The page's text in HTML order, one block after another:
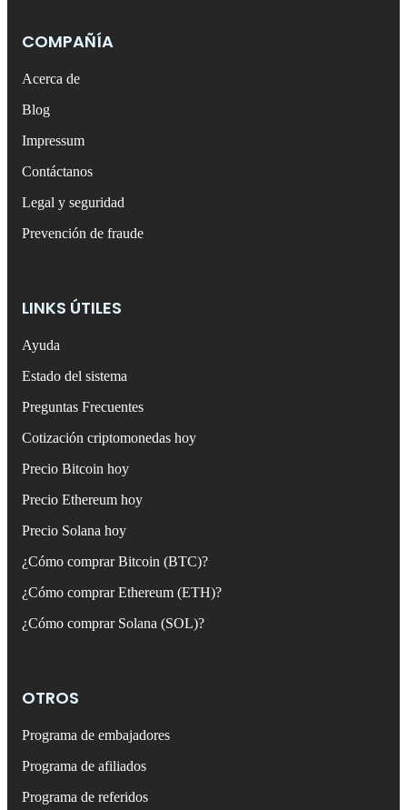
COMPAÑÍA
Acerca de
Blog
Impressum
Contáctanos
Legal y seguridad
Prevención de fraude
LINKS ÚTILES
Ayuda
Estado del sistema
Preguntas Frecuentes
Cotización criptomonedas hoy
Precio Bitcoin hoy
Precio Ethereum hoy
Precio Solana hoy
¿Cómo comprar Bitcoin (BTC)?
¿Cómo comprar Ethereum (ETH)?
¿Cómo comprar Solana (SOL)?
OTROS
Programa de embajadores
Programa de afiliados
Programa de referidos